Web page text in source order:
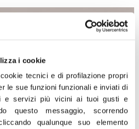
i cookie
tecnici e di profilazione propri
le sue funzioni funzionali e inviati di
e servizi più vicini ai tuoi gusti e
questo messaggio, scorrendo
qualunque suo elemento